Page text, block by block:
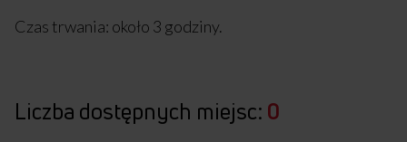
Czas trwania: około 3 godziny.
Liczba dostępnych miejsc: 0